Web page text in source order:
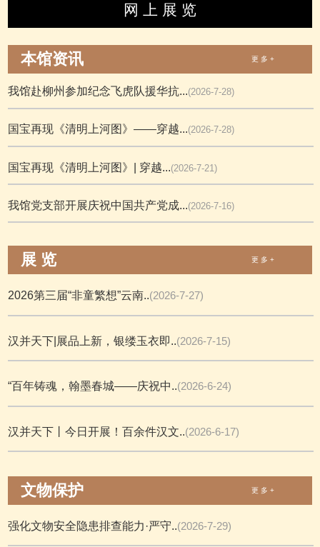
网 上 展 览
本馆资讯 更 多 +
我馆赴柳州参加纪念飞虎队援华抗...(2026-7-28)
国宝再现《清明上河图》——穿越...(2026-7-28)
国宝再现《清明上河图》| 穿越...(2026-7-21)
我馆党支部开展庆祝中国共产党成...(2026-7-16)
展 览 更 多 +
2026第三届“非童繁想”云南..(2026-7-27)
汉并天下|展品上新，银缕玉衣即..(2026-7-15)
“百年铸魂，翰墨春城——庆祝中..(2026-6-24)
汉并天下丨今日开展！百余件汉文..(2026-6-17)
文物保护 更 多 +
强化文物安全隐患排查能力·严守..(2026-7-29)